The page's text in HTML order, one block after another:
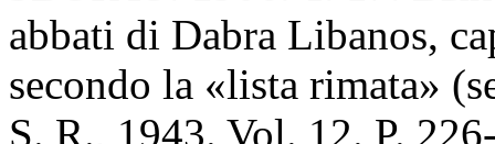
abbati di Dabra Libanos,
secondo la «lista rimata»
S. R., 1943. Vol. 12. P.